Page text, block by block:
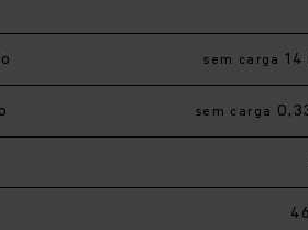
sem carga 14
sem carga